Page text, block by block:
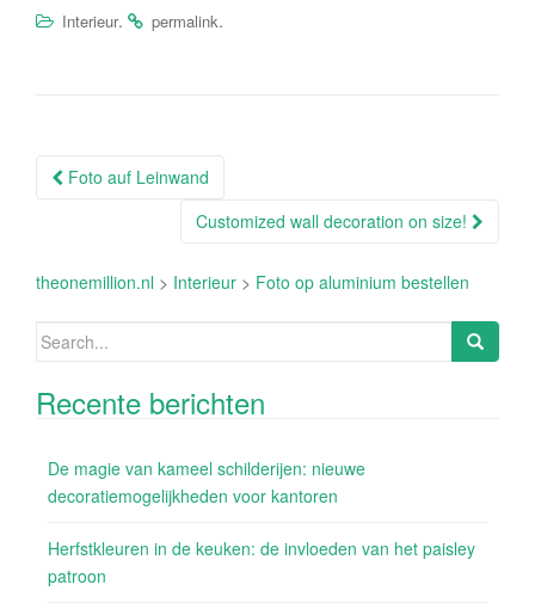
Interieur. permalink.
Post
Foto auf Leinwand
Customized wall decoration on size!
theonemillion.nl > Interieur > Foto op aluminium bestellen
Search
Recente berichten
De magie van kameel schilderijen: nieuwe
decoratiemogelijkheden voor kantoren
Herfstkleuren in de keuken: de invloeden van het paisley
patroon